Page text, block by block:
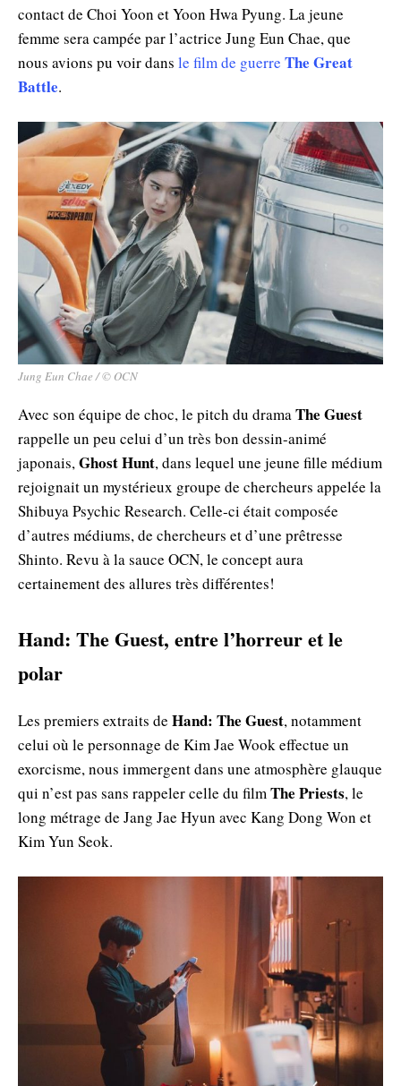
contact de Choi Yoon et Yoon Hwa Pyung. La jeune
femme sera campée par l’actrice Jung Eun Chae, que
nous avions pu voir dans le film de guerre The Great
Battle.
Jung Eun Chae / © OCN
Avec son équipe de choc, le pitch du dramaThe Guest
rappelle un peu celui d’un très bon dessin-animé
japonais,Ghost Hunt, dans lequel une jeune fille médium
rejoignait un mystérieux groupe de chercheurs appelée la
Shibuya Psychic Research. Celle-ci était composée
d’autres médiums, de chercheurs et d’une prêtresse
Shinto. Revu à la sauce OCN, le concept aura
certainement des allures très différentes!
Hand: The Guest, entre l’horreur et le
polar
Les premiers extraits de Hand: The Guest, notamment
celui où le personnage de Kim Jae Wook effectue un
exorcisme, nous immergent dans une atmosphère glauque
qui n’est pas sans rappeler celle du filmThe Priests, le
long métrage de Jang Jae Hyun avec Kang Dong Won et
Kim Yun Seok.